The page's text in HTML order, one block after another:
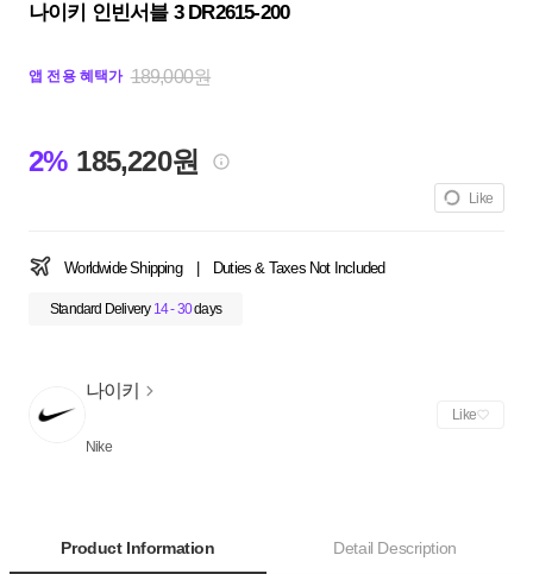
나이키 인빈서블 3 DR2615-200
앱 전용 혜택가 189,000원
2% 185,220원
Like
Worldwide Shipping Duties & Taxes Not Included
Standard Delivery 14 - 30days
나이키
Nike
Like
Product Information Detail Description